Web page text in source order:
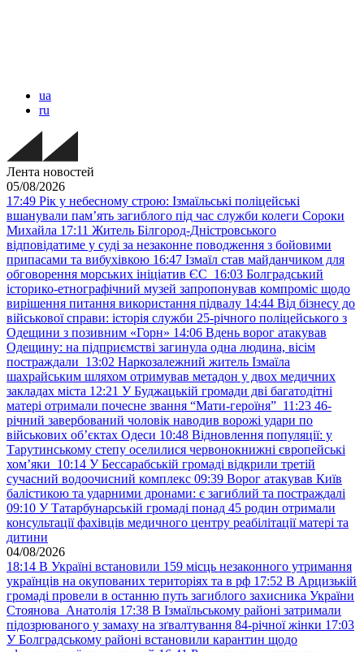
ua
ru
Лента новостей
05/08/2026
17:49 Рік у небесному строю: Ізмаїльські поліцейські
вшанували пам’ять загиблого під час служби колеги Сороки
Михайла 17:11 Житель Білгород-Дністровського
відповідатиме у суді за незаконне поводження з бойовими
припасами та вибухівкою 16:47 Ізмаїл став майданчиком для
обговорення морських ініціатив ЄС 16:03 Болградський
історико-етнографічний музей запропонував компроміс щодо
вирішення питання використання підвалу 14:44 Від бізнесу до
військової справи: історія служби 25-річного поліцейського з
Одещини з позивним «Горн» 14:06 Вдень ворог атакував
Одещину: на підприємстві загинула одна людина, вісім
постраждали 13:02 Наркозалежний житель Ізмаїла
шахрайським шляхом отримував метадон у двох медичних
закладах міста 12:21 У Буджацькій громади дві багатодітні
матері отримали почесне звання “Мати-героїня” 11:23 46-
річний завербований чоловік наводив ворожі удари по
військових обʼєктах Одеси 10:48 Відновлення популяції: у
Тарутинському степу оселилися червонокнижні європейські
хом’яки 10:14 У Бессарабській громаді відкрили третій
сучасний водоочисний комплекс 09:39 Ворог атакував Київ
балістикою та ударними дронами: є загиблий та постраждалі
09:10 У Татарбунарській громаді понад 45 родин отримали
консультації фахівців медичного центру реабілітації матері та
дитини
04/08/2026
18:14 В Україні встановили 159 місць незаконного утримання
українців на окупованих територіях та в рф 17:52 В Арцизькій
громаді провели в останню путь загиблого захисника України
Стоянова Анатолія 17:38 В Ізмаїльському районі затримали
підозрюваного у замаху на зґвалтування 84-річної жінки 17:03
У Болградському районі встановили карантин щодо